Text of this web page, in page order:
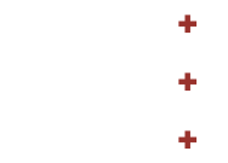
+
+
+